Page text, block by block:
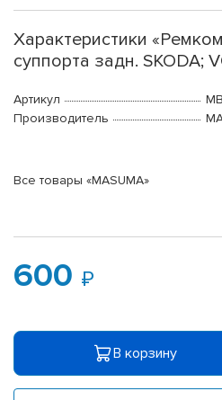
Характеристики
суппорта задн. SKODA;
Артикул
Производитель
Все товары «MASUMA»
600
В корзину